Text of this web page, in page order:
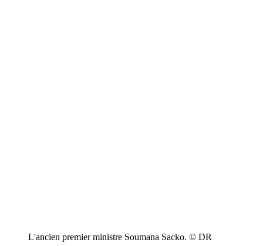
L'ancien premier ministre Soumana Sacko. © DR